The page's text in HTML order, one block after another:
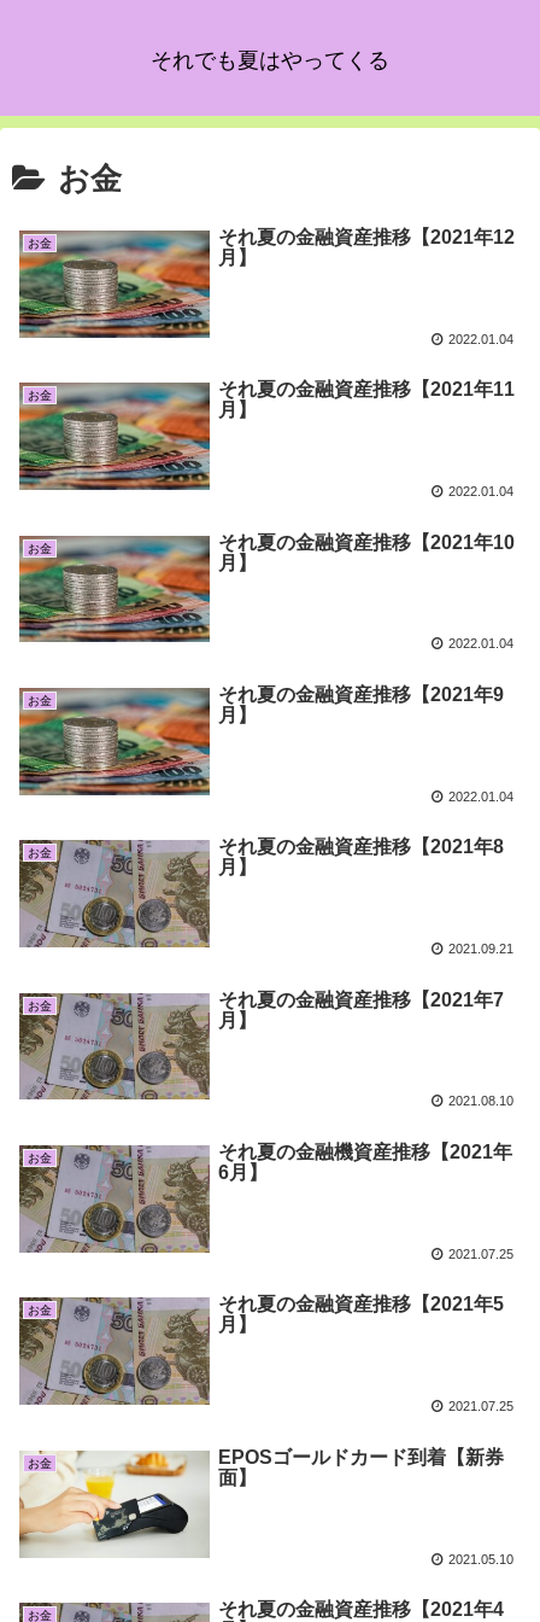
それでも夏はやってくる
お金
お金
それ夏の金融資産推移【2021年12
月】
2022.01.04
お金
それ夏の金融資産推移【2021年11
月】
2022.01.04
お金
それ夏の金融資産推移【2021年10
月】
2022.01.04
お金
それ夏の金融資産推移【2021年9
月】
2022.01.04
お金
それ夏の金融資産推移【2021年8
月】
2021.09.21
お金
それ夏の金融資産推移【2021年7
月】
2021.08.10
お金
それ夏の金融機資産推移【2021年
6月】
2021.07.25
お金
それ夏の金融資産推移【2021年5
月】
2021.07.25
お金
EPOSゴールドカード到着【新券
面】
2021.05.10
お金
それ夏の金融資産推移【2021年4